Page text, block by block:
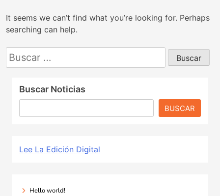
It seems we can’t find what you’re looking for. Perhaps
searching can help.
Buscar:
Buscar Noticias
BUSCAR
Lee La Edición Digital
Hello world!